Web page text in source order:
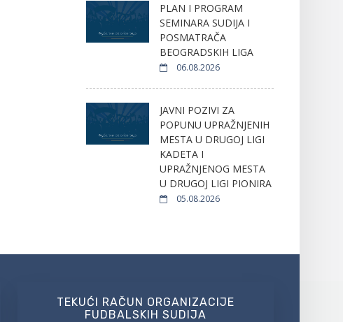
PLAN I PROGRAM
SEMINARA SUDIJA I
POSMATRAČA
BEOGRADSKIH LIGA
06.08.2026
JAVNI POZIVI ZA
POPUNU UPRAŽNJENIH
MESTA U DRUGOJ LIGI
KADETA I
UPRAŽNJENOG MESTA
U DRUGOJ LIGI PIONIRA
05.08.2026
TEKUĆI RAČUN ORGANIZACIJE
FUDBALSKIH SUDIJA